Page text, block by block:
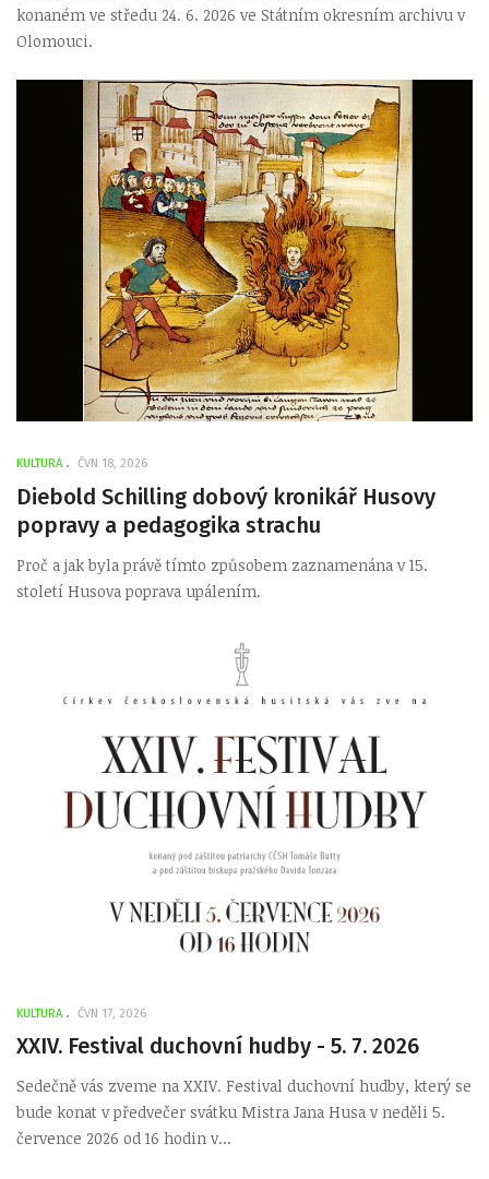
konaném ve středu 24. 6. 2026 ve Státním okresním archivu v
Olomouci.
KULTURA ČVN 18, 2026
Diebold Schilling dobový kronikář Husovy
popravy a pedagogika strachu
Proč a jak byla právě tímto způsobem zaznamenána v 15.
století Husova poprava upálením.
KULTURA ČVN 17, 2026
XXI​V. Festival duchovní hudby - 5. 7. 2026
Sedečně vás zveme na XXI​V. Festival duchovní hudby, který se
bude konat v předvečer svátku Mistra Jana Husa v ​neděli 5.
července 202​6 od 16 hodin v...